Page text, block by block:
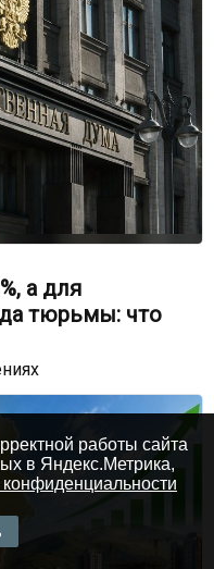
а для
тюрьмы: что
работы сайта
в Яндекс.Метрика,
конфиденциальности